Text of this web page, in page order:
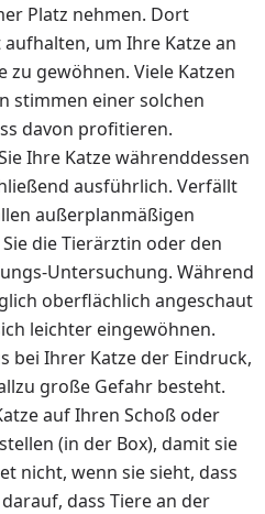
Platz nehmen. Dort
um Ihre Katze an
zu gewöhnen. Viele Katzen
stimmen einer solchen
davon profitieren.
Ihre Katze währenddessen
ausführlich. Verfällt
außerplanmäßigen
die Tierärztin oder den
Untersuchung. Während
oberflächlich angeschaut
leichter eingewöhnen.
bei Ihrer Katze der Eindruck,
große Gefahr besteht.
auf Ihren Schoß oder
(in der Box), damit sie
nicht, wenn sie sieht, dass
dass Tiere an der